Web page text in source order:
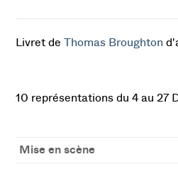
Livret de Thomas Broughton
10 représentations du 4 au 27
Mise en scène